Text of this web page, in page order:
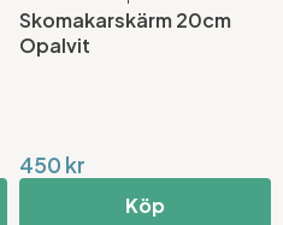
Skomakarskärm 20cm
Opalvit
450 kr
Köp